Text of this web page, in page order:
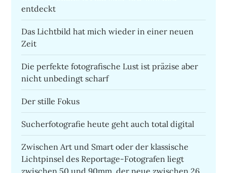
entdeckt
Das Lichtbild hat mich wieder in einer neuen
Zeit
Die perfekte fotografische Lust ist präzise aber
nicht unbedingt scharf
Der stille Fokus
Sucherfotografie heute geht auch total digital
Zwischen Art und Smart oder der klassische
Lichtpinsel des Reportage-Fotografen liegt